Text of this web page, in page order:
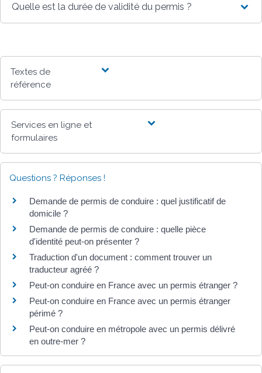
Quelle est la durée de validité du permis ?
Textes de
référence
Services en ligne et
formulaires
Questions ? Réponses !
Demande de permis de conduire : quel justificatif de
domicile ?
Demande de permis de conduire : quelle pièce
d'identité peut-on présenter ?
Traduction d'un document : comment trouver un
traducteur agréé ?
Peut-on conduire en France avec un permis étranger ?
Peut-on conduire en France avec un permis étranger
périmé ?
Peut-on conduire en métropole avec un permis délivré
en outre-mer ?